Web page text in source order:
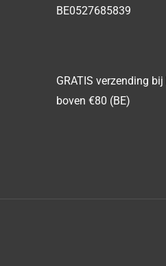
BE0527685839
GRATIS verzending
boven €80 (BE)